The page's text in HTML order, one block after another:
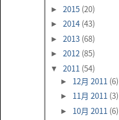
► 2015 (20)
► 2014 (43)
► 2013 (68)
► 2012 (85)
▼ 2011 (54)
► 12月 2011 (6)
► 11月 2011 (3)
► 10月 2011 (6)